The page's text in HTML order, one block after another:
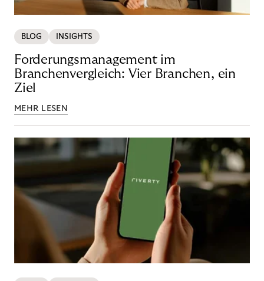
BLOG INSIGHTS
Forderungsmanagement im
Branchenvergleich: Vier Branchen, ein
Ziel
MEHR LESEN